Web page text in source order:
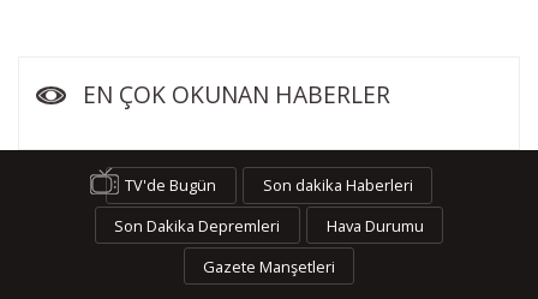
EN ÇOK OKUNAN HABERLER
TV'de Bugün
Son dakika Haberleri
Son Dakika Depremleri
Hava Durumu
Gazete Manşetleri